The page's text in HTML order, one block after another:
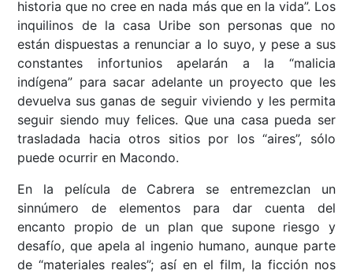
historia que no cree en nada más que en la vida”. Los
inquilinos de la casa Uribe son personas que no
están dispuestas a renunciar a lo suyo, y pese a sus
constantes infortunios apelarán a la “malicia
indígena” para sacar adelante un proyecto que les
devuelva sus ganas de seguir viviendo y les permita
seguir siendo muy felices. Que una casa pueda ser
trasladada hacia otros sitios por los “aires”, sólo
puede ocurrir en Macondo.
En la película de Cabrera se entremezclan un
sinnúmero de elementos para dar cuenta del
encanto propio de un plan que supone riesgo y
desafío, que apela al ingenio humano, aunque parte
de “materiales reales”; así en el film, la ficción nos